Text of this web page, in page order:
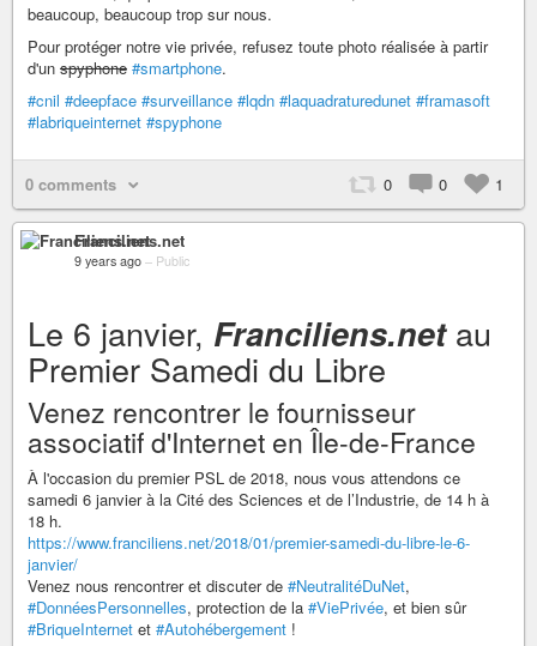
beaucoup, beaucoup trop sur nous.
Pour protéger notre vie privée, refusez toute photo réalisée à partir
d'un spyphone #smartphone.
#cnil #deepface #surveillance #lqdn #laquadraturedunet #framasoft
#labriqueinternet #spyphone
0 comments 0 0 1
Franciliens.net
9 years ago – Public
Le 6 janvier, Franciliens.netau
Premier Samedi du Libre
Venez rencontrer le fournisseur
associatif d'Internet en Île-de-France
À l'occasion du premier PSL de 2018, nous vous attendons ce
samedi 6 janvier à la Cité des Sciences et de l’Industrie, de 14 h à
18 h.
https://www.franciliens.net/2018/01/premier-samedi-du-libre-le-6-
janvier/
Venez nous rencontrer et discuter de #NeutralitéDuNet,
#DonnéesPersonnelles, protection de la #ViePrivée, et bien sûr
#BriqueInternet et #Autohébergement !